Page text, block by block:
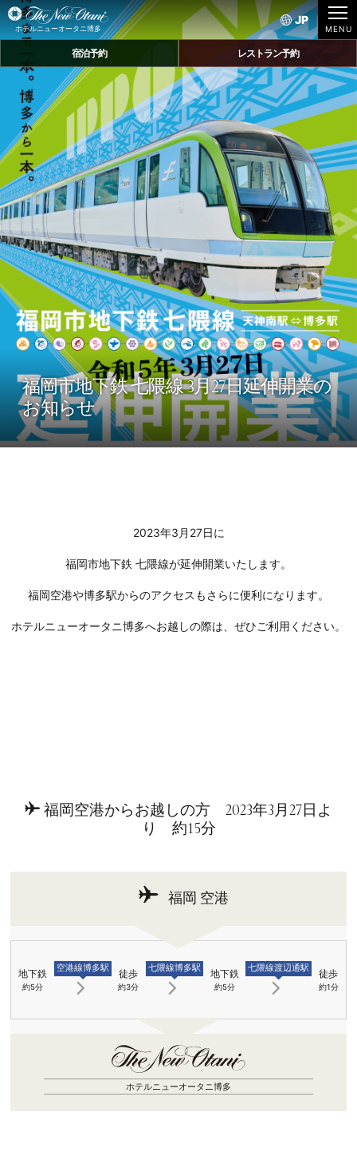
ホテルニューオータニ博多
JP
宿泊予約 レストラン予約
福岡市地下鉄 七隈線 3月27日延伸開業の
お知らせ
2023年3月27日に
福岡市地下鉄 七隈線が延伸開業いたします。
福岡空港や博多駅からのアクセスもさらに便利になります。
ホテルニューオータニ博多へお越しの際は、ぜひご利用ください。
福岡空港からお越しの方 2023年3月27日よ
り 約15分
福岡 空港
地下鉄
約5分
空港線博多駅 徒歩
約3分
七隈線博多駅 地下鉄
約5分
七隈線渡辺通駅 徒歩
約1分
ホテルニューオータニ博多